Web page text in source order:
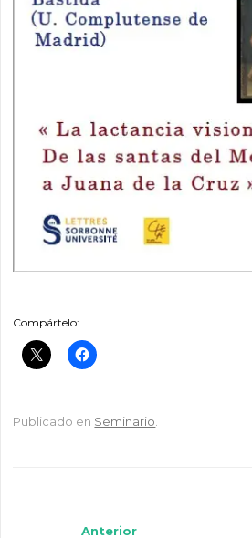
Compártelo:
Publicado en Seminario
Anterior